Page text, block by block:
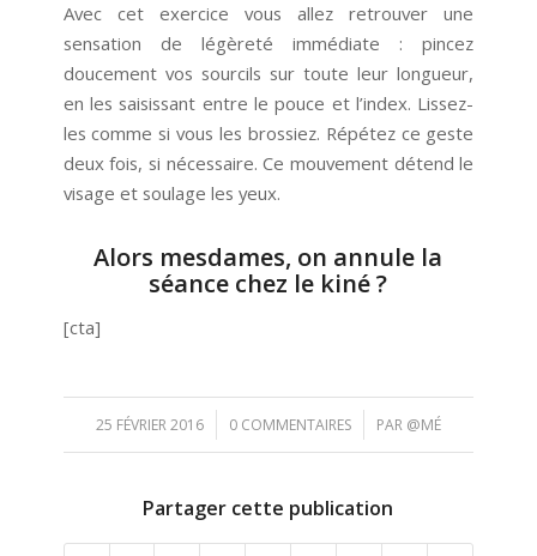
Avec cet exercice vous allez retrouver une
sensation de légèreté immédiate : pincez
doucement vos sourcils sur toute leur longueur,
en les saisissant entre le pouce et l’index. Lissez-
les comme si vous les brossiez. Répétez ce geste
deux fois, si nécessaire. Ce mouvement détend le
visage et soulage les yeux.
Alors mesdames, on annule la
séance chez le kiné ?
[cta]
25 FÉVRIER 2016
/ 0 COMMENTAIRES
/ PAR @MÉ
Partager cette publication